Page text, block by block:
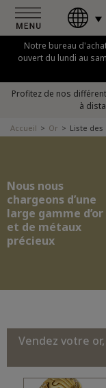
Notre bureau
ouvert du lundi au
Profitez de nos
à
Accueil Or Liste
Nous nous
chargeons d’une
large gamme d’or
et de métaux
précieux
Vendez votre